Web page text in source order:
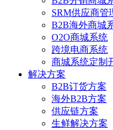
SRM供应商管
B2B海外商城
O2O商城系统
跨境电商系统
商城系统定制
解决方案
B2B订货方案
海外B2B方案
供应链方案
生鲜解决方案